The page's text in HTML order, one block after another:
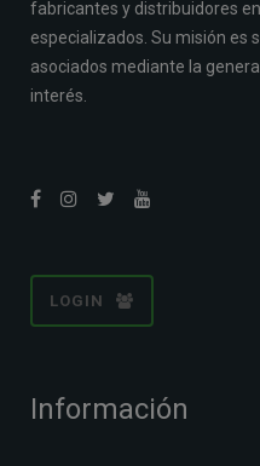
fabricantes y distribuidores
especializados. Su misión es
asociados mediante la
interés.
LOGIN
Información